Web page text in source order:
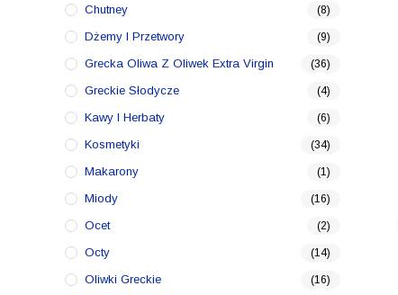
Chutney (8)
Dżemy I Przetwory (9)
Grecka Oliwa Z Oliwek Extra Virgin (36)
Greckie Słodycze (4)
Kawy I Herbaty (6)
Kosmetyki (34)
Makarony (1)
Miody (16)
Ocet (2)
Octy (14)
Oliwki Greckie (16)